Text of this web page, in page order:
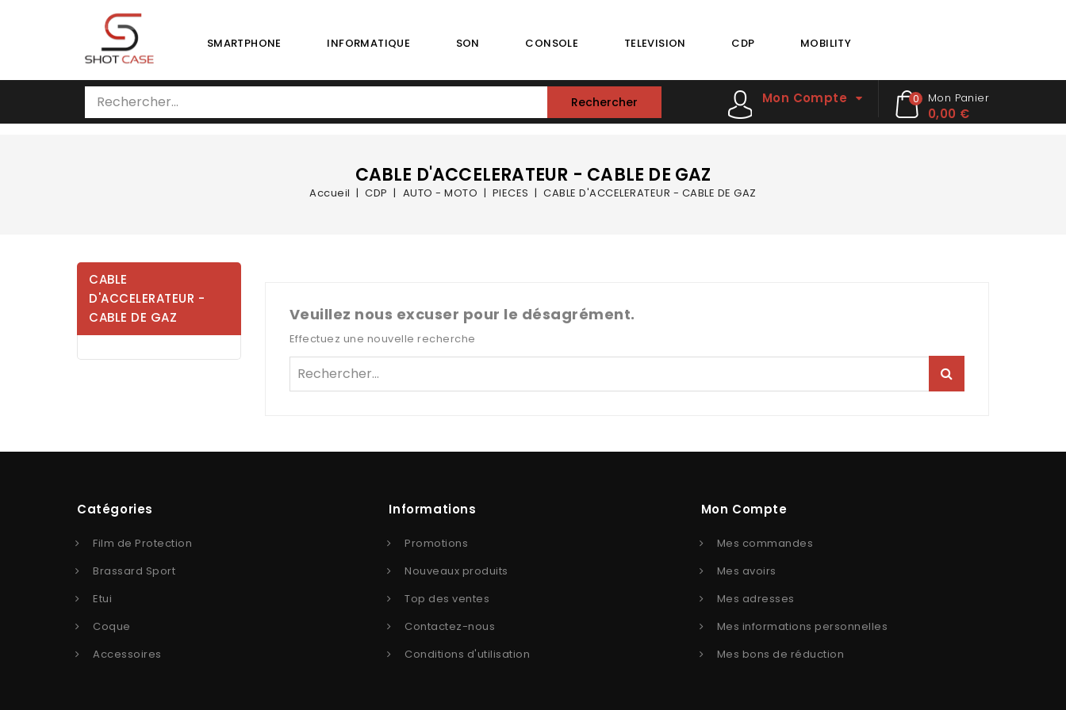
SMARTPHONE INFORMATIQUE SON CONSOLE TELEVISION CDP MOBILITY
Mon Panier
0,00 €
0
Mon Compte
Rechercher
CABLE D'ACCELERATEUR - CABLE DE GAZ
Accueil CDP AUTO - MOTO PIECES CABLE D'ACCELERATEUR - CABLE DE GAZ
CABLE
D'ACCELERATEUR -
CABLE DE GAZ
Veuillez nous excuser pour le désagrément.
Effectuez une nouvelle recherche
Catégories
Film de Protection
Brassard Sport
Etui
Coque
Accessoires
Informations
Promotions
Nouveaux produits
Top des ventes
Contactez-nous
Conditions d'utilisation
Mon Compte
Mes commandes
Mes avoirs
Mes adresses
Mes informations personnelles
Mes bons de réduction